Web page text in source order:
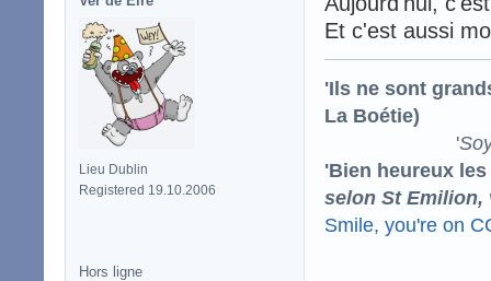
Lieu Dublin
Registered 19.10.2006
Et c'est aussi
'Ils ne sont
La Boétie)
'
'Bien heureux
selon St Emilion,
Smile, you're on
Hors ligne